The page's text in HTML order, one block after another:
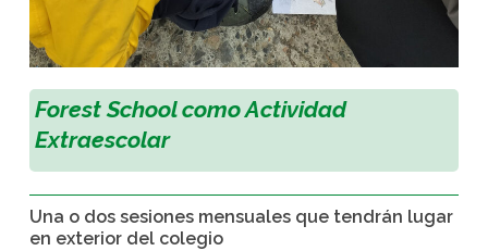
Forest School como Actividad
Extraescolar
Una o dos sesiones mensuales que tendrán lugar
en exterior del colegio